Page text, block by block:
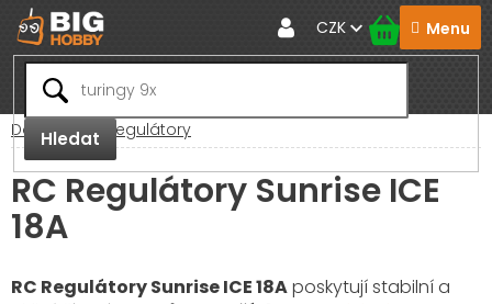
Přejít
na
obsah
Hledat
CZK
Domů RC Regulátory
RC Regulátory Sunrise ICE
18A
RC Regulátory Sunrise ICE 18Aposkytují stabilní a